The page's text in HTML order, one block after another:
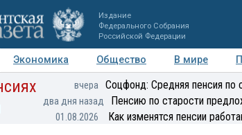
Издание
Федерального Собрания
Российской Федерации
Экономика Общество В мире
Персоны Мнения Регионы
вчера Соцфонд: Средняя пенсия по
два дня назад Пенсию по старости
01.08.2026 Как изменятся пенсии